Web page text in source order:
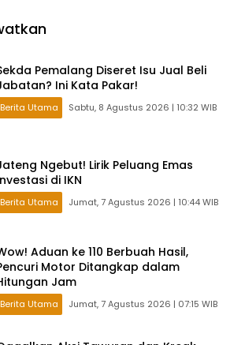
Pemalang Diseret Isu Jual Beli
Ini Kata Pakar!
Berita Utama Sabtu, 8 Agustus 2026 | 10:32 WIB
Ngebut! Lirik Peluang Emas
di IKN
Berita Utama Jumat, 7 Agustus 2026 | 10:44 WIB
Aduan ke 110 Berbuah Hasil,
Motor Ditangkap dalam
Jam
Berita Utama Jumat, 7 Agustus 2026 | 07:15 WIB